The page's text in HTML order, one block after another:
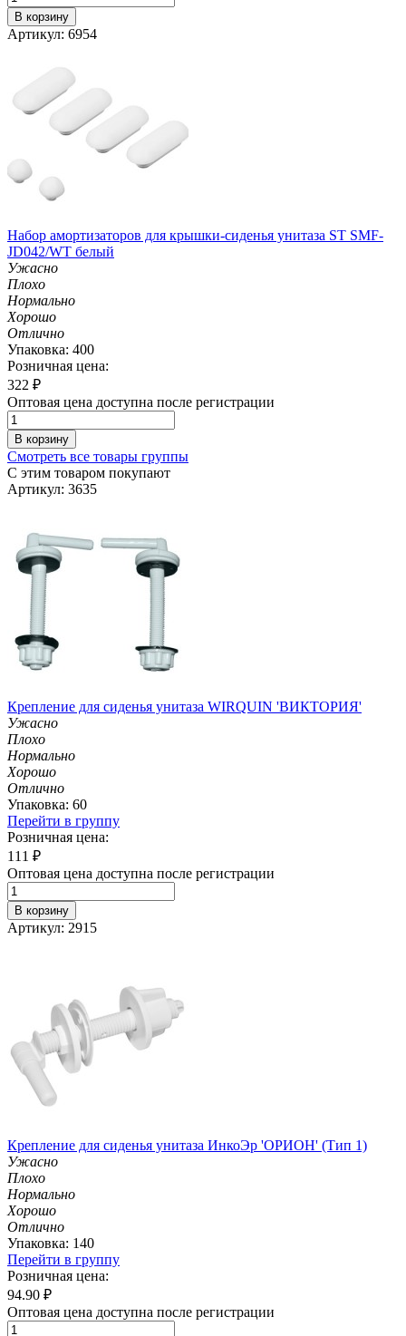
В корзину
Артикул: 6954
Набор амортизаторов для крышки-сиденья унитаза ST SMF-
JD042/WT белый
Ужасно
Плохо
Нормально
Хорошо
Отлично
Упаковка: 400
Розничная цена:
322 ₽
Оптовая цена доступна после регистрации
В корзину
Смотреть все товары группы
С этим товаром покупают
Артикул: 3635
Крепление для сиденья унитаза WIRQUIN 'ВИКТОРИЯ'
Ужасно
Плохо
Нормально
Хорошо
Отлично
Упаковка: 60
Перейти в группу
Розничная цена:
111 ₽
Оптовая цена доступна после регистрации
В корзину
Артикул: 2915
Крепление для сиденья унитаза ИнкоЭр 'ОРИОН' (Тип 1)
Ужасно
Плохо
Нормально
Хорошо
Отлично
Упаковка: 140
Перейти в группу
Розничная цена:
94.90 ₽
Оптовая цена доступна после регистрации